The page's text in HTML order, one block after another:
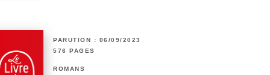
PARUTION : 06/09/2023
576 PAGES
ROMANS